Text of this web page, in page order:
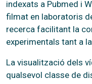
indexats a Pubmed i
filmat en laboratoris
recerca facilitant la
experimentals tant a
La visualització dels
qualsevol classe de